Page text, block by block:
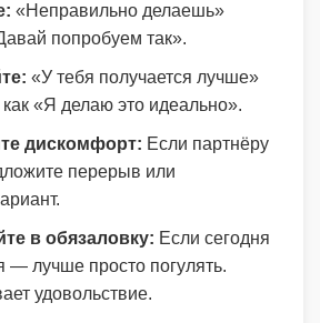
«Неправильно делаешь»
попробуем так».
«У тебя получается лучше»
«Я делаю это идеально».
дискомфорт: Если партнёру
перерыв или
в обязаловку: Если сегодня
— лучше просто погулять.
удовольствие.